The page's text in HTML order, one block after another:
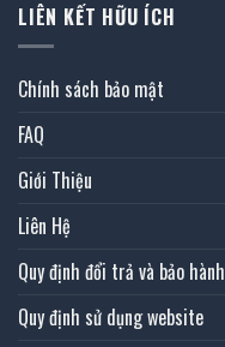
LIÊN KẾT HỮU ÍCH
Chính sách bảo mật
FAQ
Giới Thiệu
Liên Hệ
Quy định đổi trả và bảo hành
Quy định sử dụng website